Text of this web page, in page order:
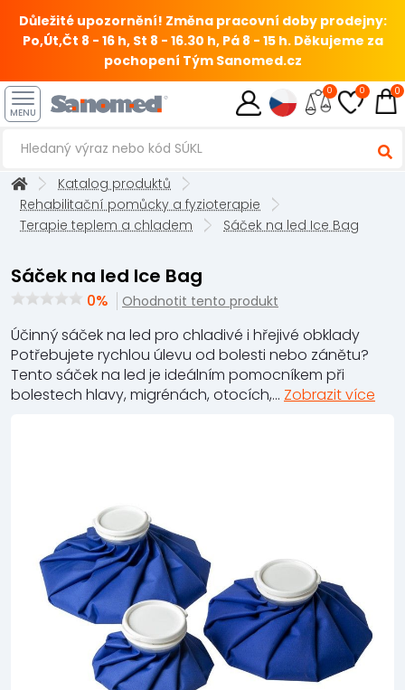
Důležité upozornění! Změna pracovní doby prodejny:
Po,Út,Čt 8 - 16 h, St 8 - 16.30 h, Pá 8 - 15 h. Děkujeme za
pochopení Tým Sanomed.cz
MENU
0 0 0
Katalog produktů
Rehabilitační pomůcky a fyzioterapie
Terapie teplem a chladem
Sáček na led Ice Bag
Sáček na led Ice Bag
0% Ohodnotit tento produkt
Účinný sáček na led pro chladivé i hřejivé obklady
Potřebujete rychlou úlevu od bolesti nebo zánětu?
Tento sáček na led je ideálním pomocníkem při
bolestech hlavy, migrénách, otocích,... Zobrazit více